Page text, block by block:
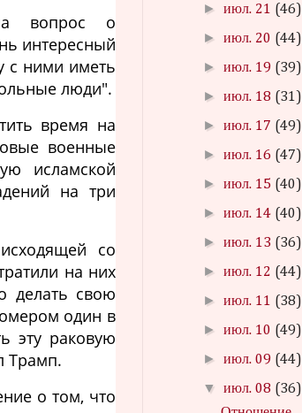
вопрос о
интересный
с ними иметь
люди".
время на
военные
исламской
на три
со
на них
делать свою
один в
эту раковую
Трамп.
о том, что
►июл. 21 (46)
►июл. 20 (44)
►июл. 19 (39)
►июл. 18 (31)
►июл. 17 (49)
►июл. 16 (47)
►июл. 15 (40)
►июл. 14 (40)
►июл. 13 (36)
►июл. 12 (44)
►июл. 11 (38)
►июл. 10 (49)
►июл. 09 (44)
▼июл. 08 (36)